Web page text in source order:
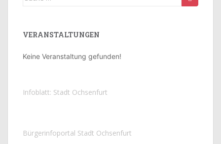
VERANSTALTUNGEN
Keine Veranstaltung gefunden!
Infoblatt: Stadt Ochsenfurt
Bürgerinfoportal Stadt Ochsenfurt